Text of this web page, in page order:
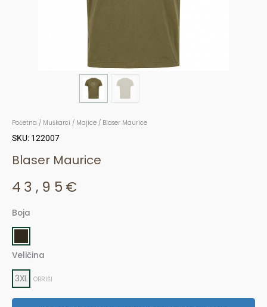
Početna / Muškarci / Majice / Blaser Maurice
SKU: 122007
Blaser Maurice
43,95 €
Boja
Veličina
3XL OBRIŠI
Blaser
količina